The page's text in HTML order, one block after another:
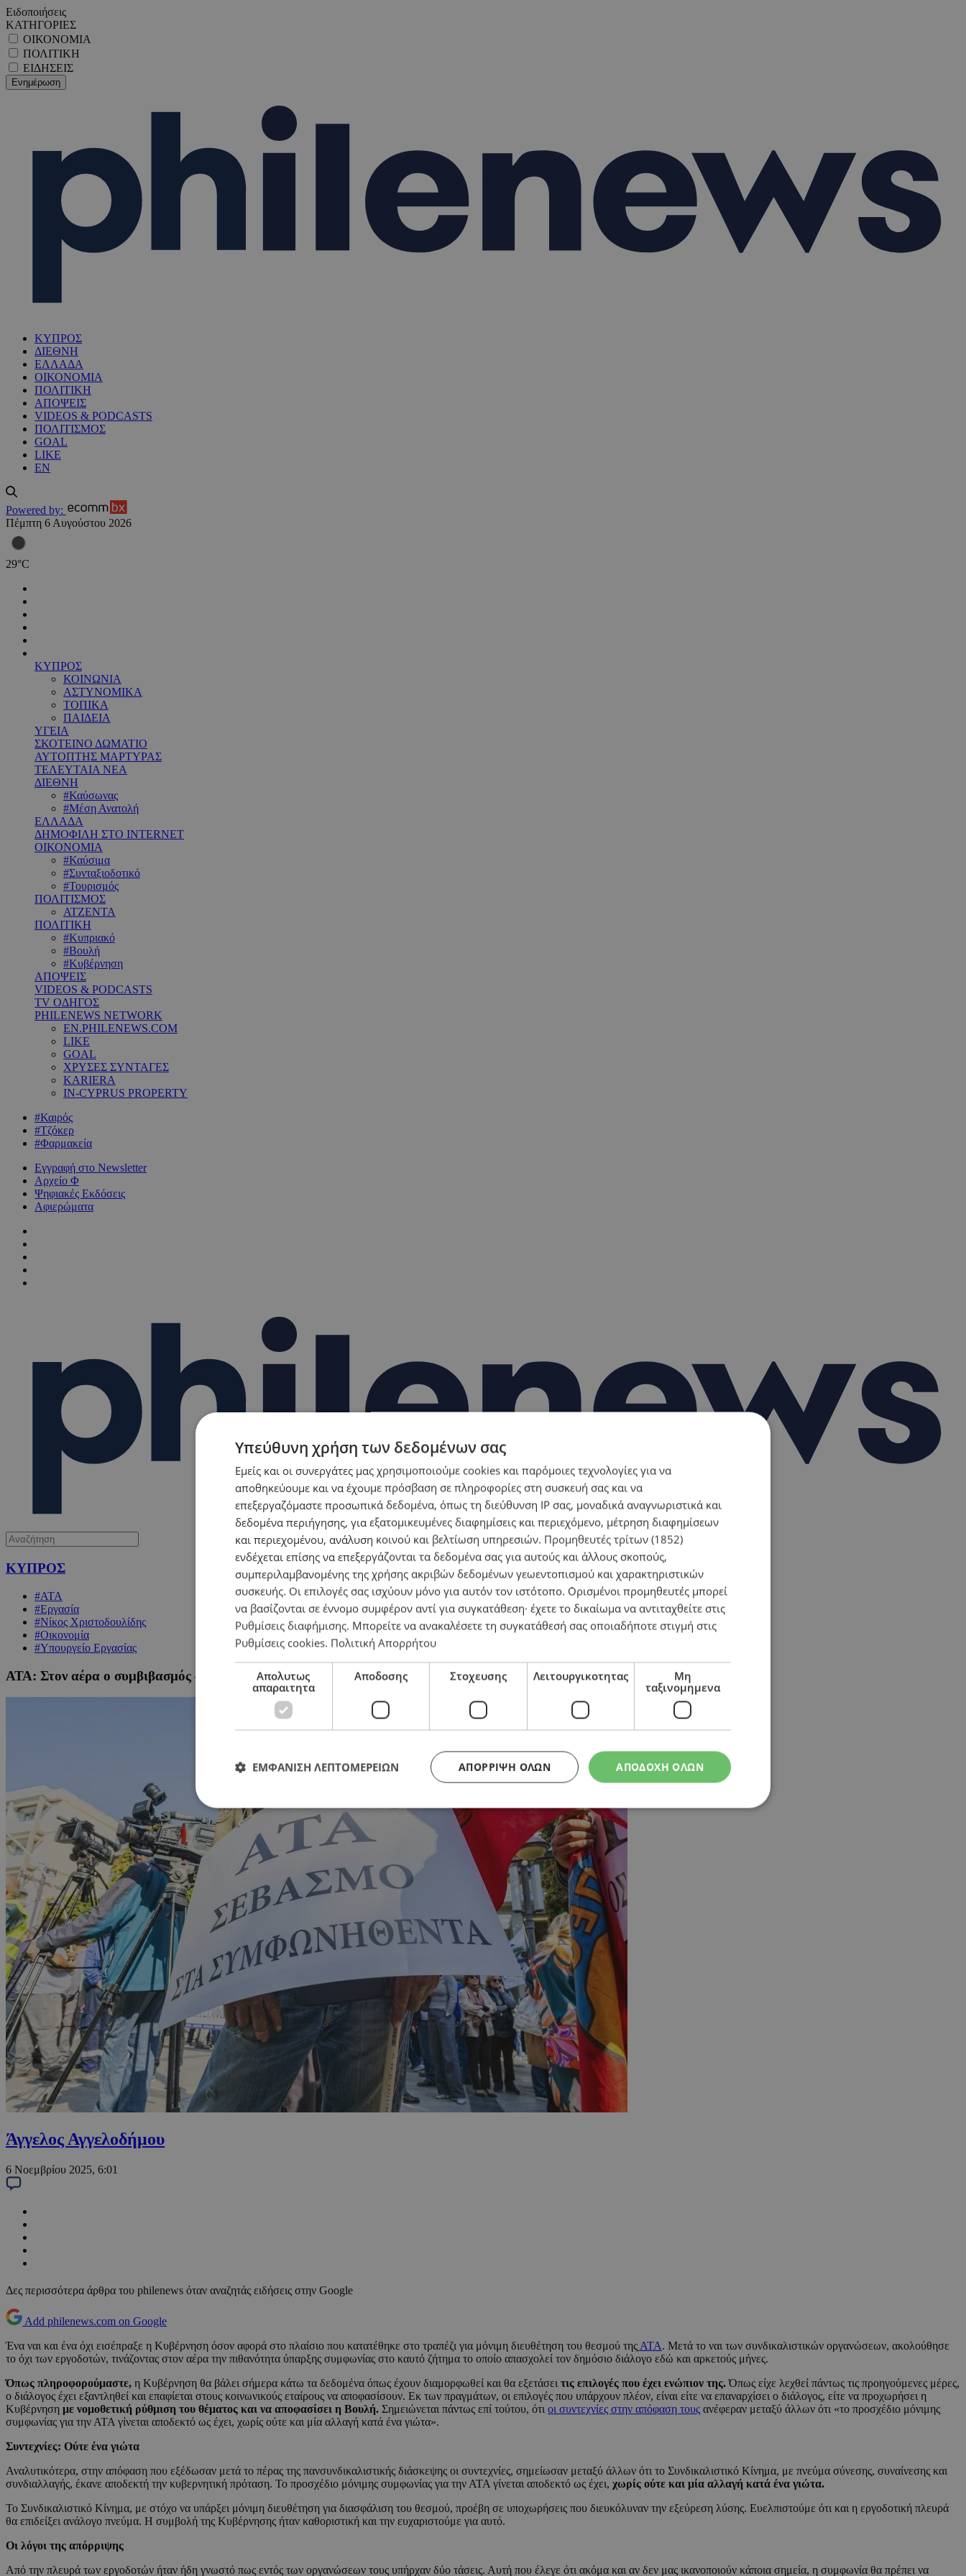
Ειδοποιήσεις
ΚΑΤΗΓΟΡΙΕΣ
ΟΙΚΟΝΟΜΙΑ
ΠΟΛΙΤΙΚΗ
ΕΙΔΗΣΕΙΣ
ΚΥΠΡΟΣ
ΔΙΕΘΝΗ
ΕΛΛΑΔΑ
ΟΙΚΟΝΟΜΙΑ
ΠΟΛΙΤΙΚΗ
ΑΠΟΨΕΙΣ
VIDEOS & PODCASTS
ΠΟΛΙΤΙΣΜΟΣ
GOAL
LIKE
EN
Powered by:
Πέμπτη 6 Αυγούστου 2026
29°C
ΚΥΠΡΟΣ
ΚΟΙΝΩΝΙΑ
ΑΣΤΥΝΟΜΙΚΑ
ΤΟΠΙΚΑ
ΠΑΙΔΕΙΑ
ΥΓΕΙΑ
ΣΚΟΤΕΙΝΟ ΔΩΜΑΤΙΟ
ΑΥΤΟΠΤΗΣ ΜΑΡΤΥΡΑΣ
ΤΕΛΕΥΤΑΙΑ ΝΕΑ
ΔΙΕΘΝΗ
#Καύσωνας
#Μέση Ανατολή
ΕΛΛΑΔΑ
ΔΗΜΟΦΙΛΗ ΣΤΟ INTERNET
ΟΙΚΟΝΟΜΙΑ
#Καύσιμα
#Συνταξιοδοτικό
#Τουρισμός
ΠΟΛΙΤΙΣΜΟΣ
ΑΤΖΕΝΤΑ
ΠΟΛΙΤΙΚΗ
#Κυπριακό
#Βουλή
#Κυβέρνηση
ΑΠΟΨΕΙΣ
VIDEOS & PODCASTS
TV ΟΔΗΓΟΣ
PHILENEWS NETWORK
EN.PHILENEWS.COM
LIKE
GOAL
ΧΡΥΣΕΣ ΣΥΝΤΑΓΕΣ
KARIERA
IN-CYPRUS PROPERTY
#Καιρός
#Τζόκερ
#Φαρμακεία
Εγγραφή στο Newsletter
Αρχείο Φ
Ψηφιακές Εκδόσεις
Αφιερώματα
ΚΥΠΡΟΣ
#ΑΤΑ
#Εργασία
#Νίκος Χριστοδουλίδης
#Οικονομία
#Υπουργείο Εργασίας
ΑΤΑ: Στον αέρα ο συμβιβασμός – Και άλλο διάλογο ζητούν οι εργοδότες, δεν αλλάζει ούτε γιώτα απαντούν οι συντεχνίες
Άγγελος Αγγελοδήμου
6 Νοεμβρίου 2025, 6:01
Δες περισσότερα άρθρα του philenews όταν αναζητάς ειδήσεις στην Google
Add philenews.com on Google
Ένα ναι και ένα όχι εισέπραξε η Κυβέρνηση όσον αφορά στο πλαίσιο που κατατέθηκε στο τραπέζι για μόνιμη διευθέτηση του θεσμού της ΑΤΑ. Μετά το ναι των συνδικαλιστικών οργανώσεων, ακολούθησε
το όχι των εργοδοτών, τινάζοντας στον αέρα την πιθανότητα ύπαρξης συμφωνίας στο καυτό ζήτημα το οποίο απασχολεί τον δημόσιο διάλογο εδώ και αρκετούς μήνες.
Όπως πληροφορούμαστε, η Κυβέρνηση θα βάλει σήμερα κάτω τα δεδομένα όπως έχουν διαμορφωθεί και θα εξετάσει τις επιλογές που έχει ενώπιον της.Όπως είχε λεχθεί πάντως τις προηγούμενες μέρες,
ο διάλογος έχει εξαντληθεί και επαφίεται στους κοινωνικούς εταίρους να αποφασίσουν. Εκ των πραγμάτων, οι επιλογές που υπάρχουν πλέον, είναι είτε να επαναρχίσει ο διάλογος, είτε να προχωρήσει η
Κυβέρνηση με νομοθετική ρύθμιση του θέματος και να αποφασίσει η Βουλή. Σημειώνεται πάντως επί τούτου, ότι οι συντεχνίες στην απόφαση τους ανέφεραν μεταξύ άλλων ότι «το προσχέδιο μόνιμης
συμφωνίας για την ΑΤΑ γίνεται αποδεκτό ως έχει, χωρίς ούτε και μία αλλαγή κατά ένα γιώτα».
Συντεχνίες: Ούτε ένα γιώτα
Αναλυτικότερα, στην απόφαση που εξέδωσαν μετά το πέρας της πανσυνδικαλιστικής διάσκεψης οι συντεχνίες, σημείωσαν μεταξύ άλλων ότι το Συνδικαλιστικό Κίνημα, με πνεύμα σύνεσης, συναίνεσης και
συνδιαλλαγής, έκανε αποδεκτή την κυβερνητική πρόταση. Το προσχέδιο μόνιμης συμφωνίας για την ΑΤΑ γίνεται αποδεκτό ως έχει, χωρίς ούτε και μία αλλαγή κατά ένα γιώτα.
Το Συνδικαλιστικό Κίνημα, με στόχο να υπάρξει μόνιμη διευθέτηση για διασφάλιση του θεσμού, προέβη σε υποχωρήσεις που διευκόλυναν την εξεύρεση λύσης. Ευελπιστούμε ότι και η εργοδοτική πλευρά
θα επιδείξει ανάλογο πνεύμα. Η συμβολή της Κυβέρνησης ήταν καθοριστική και την ευχαριστούμε για αυτό.
Οι λόγοι της απόρριψης
Από την πλευρά των εργοδοτών ήταν ήδη γνωστό πως εντός των οργανώσεων τους υπήρχαν δύο τάσεις. Αυτή που έλεγε ότι ακόμα και αν δεν μας ικανοποιούν κάποια σημεία, η συμφωνία θα πρέπει να
Υπεύθυνη χρήση των δεδομένων σας
Εμείς και οι συνεργάτες μας χρησιμοποιούμε cookies και παρόμοιες τεχνολογίες για να
αποθηκεύουμε και να έχουμε πρόσβαση σε πληροφορίες στη συσκευή σας και να
επεξεργαζόμαστε προσωπικά δεδομένα, όπως τη διεύθυνση IP σας, μοναδικά αναγνωριστικά και
δεδομένα περιήγησης, για εξατομικευμένες διαφημίσεις και περιεχόμενο, μέτρηση διαφημίσεων
και περιεχομένου, ανάλυση κοινού και βελτίωση υπηρεσιών. Προμηθευτές τρίτων (1852)
ενδέχεται επίσης να επεξεργάζονται τα δεδομένα σας για αυτούς και άλλους σκοπούς,
συμπεριλαμβανομένης της χρήσης ακριβών δεδομένων γεωεντοπισμού και χαρακτηριστικών
συσκευής. Οι επιλογές σας ισχύουν μόνο για αυτόν τον ιστότοπο. Ορισμένοι προμηθευτές μπορεί
να βασίζονται σε έννομο συμφέρον αντί για συγκατάθεση· έχετε το δικαίωμα να αντιταχθείτε στις
Ρυθμίσεις διαφήμισης. Μπορείτε να ανακαλέσετε τη συγκατάθεσή σας οποιαδήποτε στιγμή στις
Ρυθμίσεις cookies. Πολιτική Απορρήτου
Απολυτως
απαραιτητα
Αποδοσης Στοχευσης Λειτουργικοτητας
Μη
ταξινομημενα
ΑΠΟΔΟΧΗ ΟΛΩΝ
ΑΠΌΡΡΙΨΗ ΌΛΩΝ
ΕΜΦΑΝΙΣΗ ΛΕΠΤΟΜΕΡΕΙΩΝ